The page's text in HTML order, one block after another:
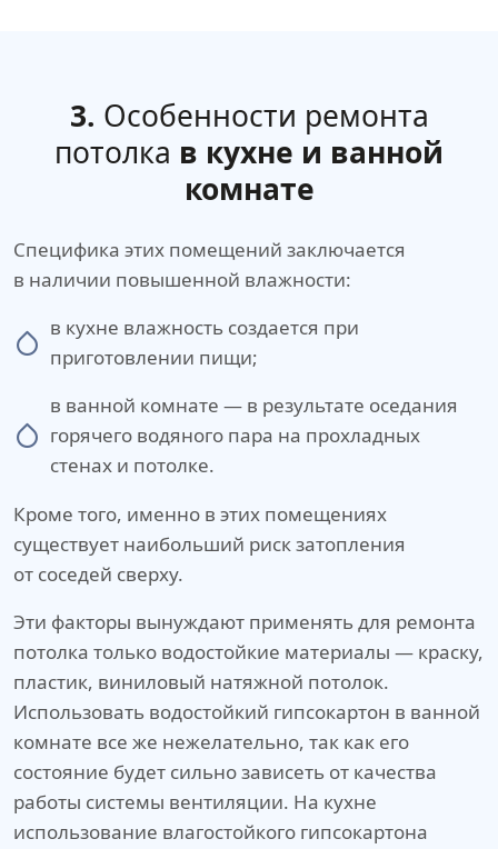
3. Особенности ремонта
потолка в кухне и ванной
комнате
Специфика этих помещений заключается
в наличии повышенной влажности:
в кухне влажность создается при
приготовлении пищи;
в ванной комнате — в результате оседания
горячего водяного пара на прохладных
стенах и потолке.
Кроме того, именно в этих помещениях
существует наибольший риск затопления
от соседей сверху.
Эти факторы вынуждают применять для ремонта
потолка только водостойкие материалы — краску,
пластик, виниловый натяжной потолок.
Использовать водостойкий гипсокартон в ванной
комнате все же нежелательно, так как его
состояние будет сильно зависеть от качества
работы системы вентиляции. На кухне
использование влагостойкого гипсокартона